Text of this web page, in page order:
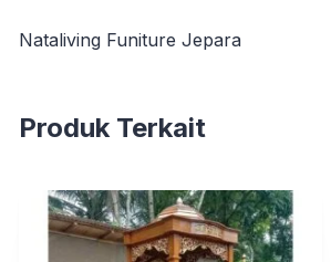
Nataliving Funiture Jepara
Produk Terkait